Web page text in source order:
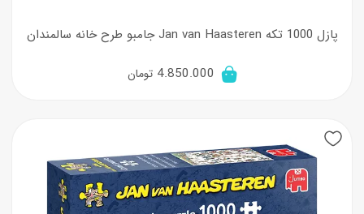
پازل 1000 تکه Jan van Haasteren جامبو طرح خانه سالمندان
4.850.000 تومان